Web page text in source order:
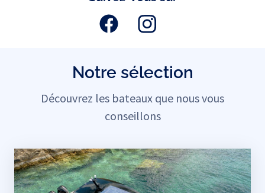
Notre sélection
Découvrez les bateaux que nous vous
conseillons